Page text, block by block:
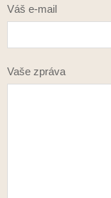
Váš e-mail
Vaše zpráva